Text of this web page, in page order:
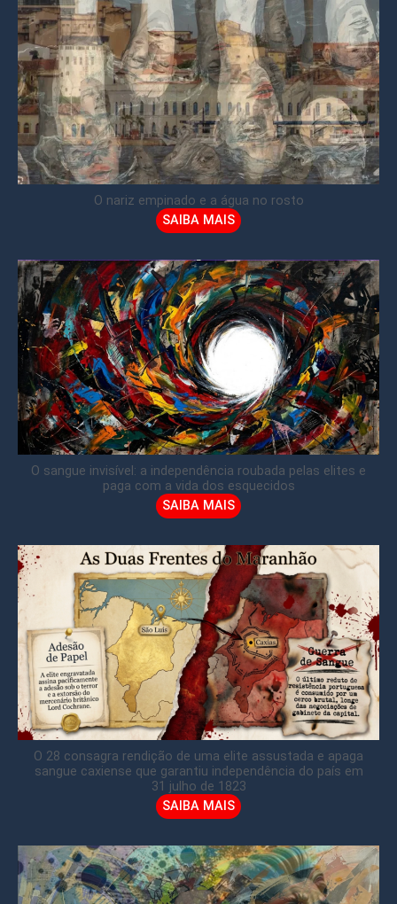
O nariz empinado e a água no rosto
SAIBA MAIS
O sangue invisível: a independência roubada pelas elites e
paga com a vida dos esquecidos
SAIBA MAIS
O 28 consagra rendição de uma elite assustada e apaga
sangue caxiense que garantiu independência do país em
31 julho de 1823
SAIBA MAIS